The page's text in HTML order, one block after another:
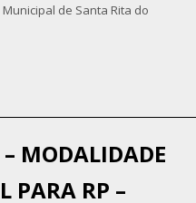
de Santa Rita do
MODALIDADE
PARA RP –